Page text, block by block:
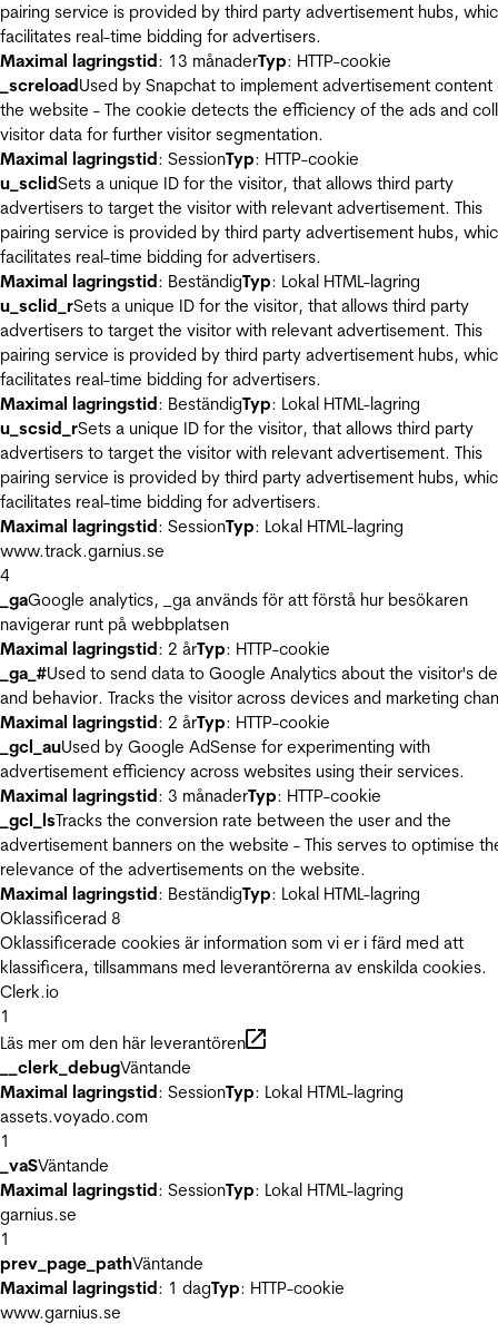
pairing service is provided by third party advertisement hubs,
facilitates real-time bidding for advertisers.
Maximal lagringstid: 13 månaderTyp: HTTP-cookie
_screloadUsed by Snapchat to implement advertisement content
the website - The cookie detects the efficiency of the ads and
visitor data for further visitor segmentation.
Maximal lagringstid: SessionTyp: HTTP-cookie
u_sclidSets a unique ID for the visitor, that allows third party
advertisers to target the visitor with relevant advertisement. This
pairing service is provided by third party advertisement hubs,
facilitates real-time bidding for advertisers.
Maximal lagringstid: BeständigTyp: Lokal HTML-lagring
u_sclid_rSets a unique ID for the visitor, that allows third party
advertisers to target the visitor with relevant advertisement. This
pairing service is provided by third party advertisement hubs,
facilitates real-time bidding for advertisers.
Maximal lagringstid: BeständigTyp: Lokal HTML-lagring
u_scsid_rSets a unique ID for the visitor, that allows third party
advertisers to target the visitor with relevant advertisement. This
pairing service is provided by third party advertisement hubs,
facilitates real-time bidding for advertisers.
Maximal lagringstid: SessionTyp: Lokal HTML-lagring
www.track.garnius.se
4
_gaGoogle analytics, _ga används för att förstå hur besökaren
navigerar runt på webbplatsen
Maximal lagringstid: 2 årTyp: HTTP-cookie
_ga_#Used to send data to Google Analytics about the visitor's
and behavior. Tracks the visitor across devices and marketing
Maximal lagringstid: 2 årTyp: HTTP-cookie
_gcl_auUsed by Google AdSense for experimenting with
advertisement efficiency across websites using their services.
Maximal lagringstid: 3 månaderTyp: HTTP-cookie
_gcl_lsTracks the conversion rate between the user and the
advertisement banners on the website - This serves to optimise
relevance of the advertisements on the website.
Maximal lagringstid: BeständigTyp: Lokal HTML-lagring
Oklassificerad 8
Oklassificerade cookies är information som vi er i färd med att
klassificera, tillsammans med leverantörerna av enskilda cookies.
Clerk.io
1
Läs mer om den här leverantören
__clerk_debugVäntande
Maximal lagringstid: SessionTyp: Lokal HTML-lagring
assets.voyado.com
1
_vaSVäntande
Maximal lagringstid: SessionTyp: Lokal HTML-lagring
garnius.se
1
prev_page_pathVäntande
Maximal lagringstid: 1 dagTyp: HTTP-cookie
www.garnius.se